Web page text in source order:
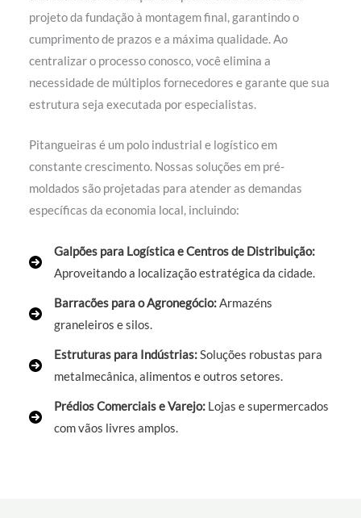
projeto da fundação à montagem final, garantindo o
cumprimento de prazos e a máxima qualidade. Ao
centralizar o processo conosco, você elimina a
necessidade de múltiplos fornecedores e garante que sua
estrutura seja executada por especialistas.
Pitangueiras é um polo industrial e logístico em
constante crescimento. Nossas soluções em pré-
moldados são projetadas para atender as demandas
específicas da economia local, incluindo:
Galpões para Logística e Centros de Distribuição:
Aproveitando a localização estratégica da cidade.
Barracões para o Agronegócio:Armazéns
graneleiros e silos.
Estruturas para Indústrias:Soluções robustas para
metalmecânica, alimentos e outros setores.
Prédios Comerciais e Varejo: Lojas e supermercados
com vãos livres amplos.